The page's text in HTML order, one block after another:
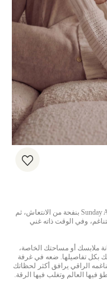
ناشر عطر ينساب على الحواس كالحرير. يفتتح Sunday Aura بنفحة من الانتعاش، ثم
وفي الوقت ذاته غني
ملابسك أو مساحتك الخاصة،
بكل تفاصيلها. ضعه في غرفة
الراقي يرافق أكثر لحظاتك
فيها العالم وتغلب فيها الرقة.